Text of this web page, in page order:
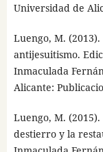
Universidad de
Luengo, M.
antijesuitismo.
Inmaculada
Alicante:
Luengo, M.
destierro y la